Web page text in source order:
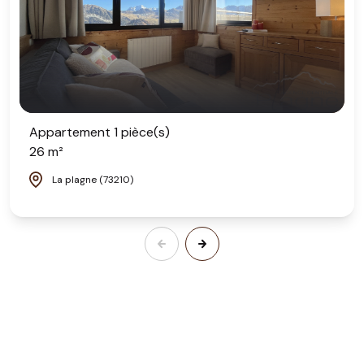
Appartement 1 pièce(s)
26 m²
La plagne (73210)